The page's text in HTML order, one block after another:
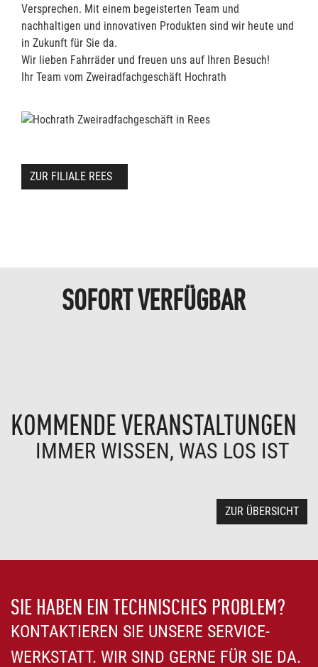
Versprechen. Mit einem begeisterten Team und
nachhaltigen und innovativen Produkten sind wir heute und
in Zukunft für Sie da.
Wir lieben Fahrräder und freuen uns auf Ihren Besuch!
Ihr Team vom Zweiradfachgeschäft Hochrath
ZUR FILIALE REES
SOFORT VERFÜGBAR
KOMMENDE VERANSTALTUNGEN
IMMER WISSEN, WAS LOS IST
ZUR ÜBERSICHT
SIE HABEN EIN TECHNISCHES PROBLEM?
KONTAKTIEREN SIE UNSERE SERVICE-
WERKSTATT. WIR SIND GERNE FÜR SIE DA.